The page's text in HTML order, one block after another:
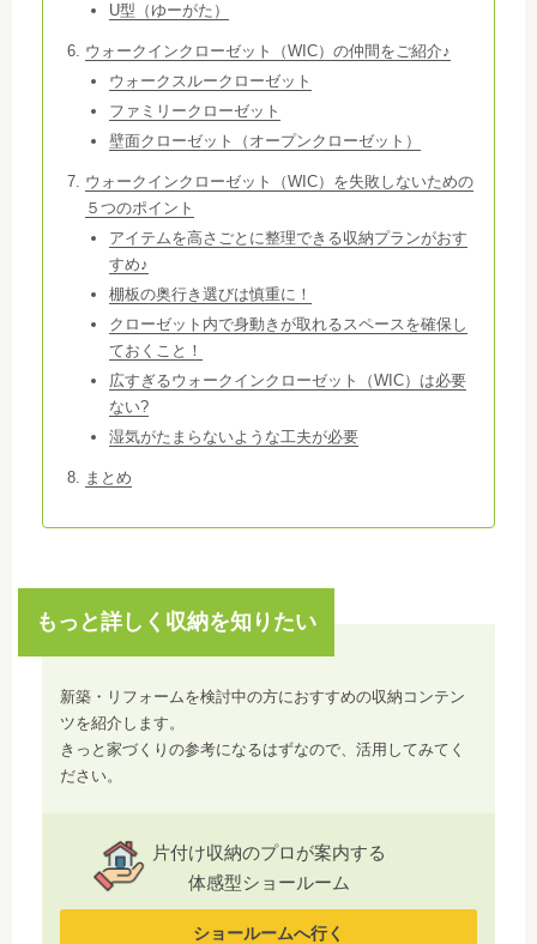
U型（ゆーがた）
ウォークインクローゼット（WIC）の仲間をご紹介♪
ウォークスルークローゼット
ファミリークローゼット
壁面クローゼット（オープンクローゼット）
ウォークインクローゼット（WIC）を失敗しないための
５つのポイント
アイテムを高さごとに整理できる収納プランがおす
すめ♪
棚板の奥行き選びは慎重に！
クローゼット内で身動きが取れるスペースを確保し
ておくこと！
広すぎるウォークインクローゼット（WIC）は必要
ない?
湿気がたまらないような工夫が必要
まとめ
もっと詳しく収納を知りたい
新築・リフォームを検討中の方におすすめの収納コンテン
ツを紹介します。
きっと家づくりの参考になるはずなので、活用してみてく
ださい。
片付け収納のプロが案内する
体感型ショールーム
ショールームへ行く